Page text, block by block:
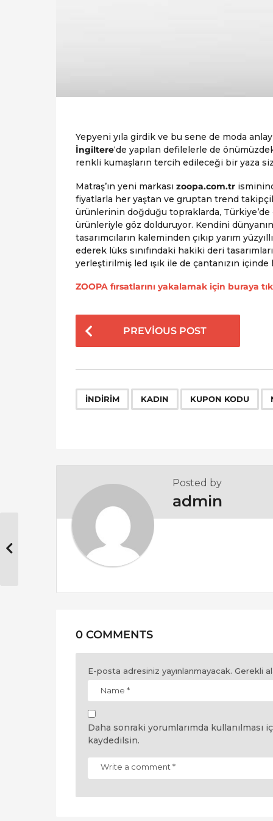
Yepyeni yıla girdik ve bu sene de moda
İngiltere‘de yapılan defilelerle de
renkli kumaşların tercih edileceği bir yaza
Matraş’ın yeni markası zoopa.com.tr
fiyatlarla her yaştan ve gruptan trend
ürünlerinin doğduğu topraklarda,
ürünleriyle göz dolduruyor. Kendini
tasarımcıların kaleminden çıkıp yarım
ederek lüks sınıfındaki hakiki deri
yerleştirilmiş led ışık ile de çantanızın
ZOOPA fırsatlarını yakalamak için buraya
t
P
a
t
i
n
PREVIOUS POST
INDIRIM KADIN KUPON KODU
Posted by
admin
0 COMMENTS
E-posta adresiniz yayınlanmayacak. Gerekli
Daha sonraki yorumlarımda kullanılması
kaydedilsin.